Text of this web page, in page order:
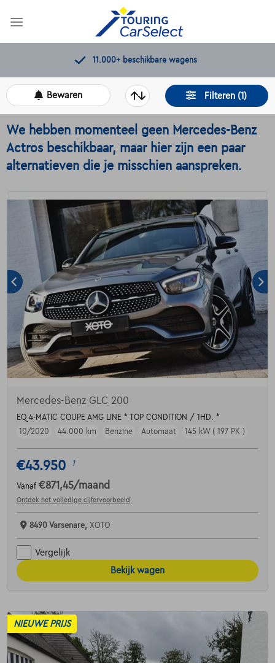
Kwaliteitscontroles door Touring
Filteren (1)
Bewaren
We hebben momenteel geen Mercedes-Benz
Actros beschikbaar, maar hier zijn een paar
alternatieven die je misschien aanspreken.
Mercedes-Benz GLC 200
EQ 4-MATIC COUPE AMG LINE * TOP CONDITION / 1HD. *
10/2020
44.000 km Benzine Automaat 145 kW ( 197 PK )
€43.950 1
Vanaf €871,45/maand
Ontdek het volledige cijfervoorbeeld
8490 Varsenare, XOTO
Vergelijk
Bekijk wagen
NIEUWE PRIJS